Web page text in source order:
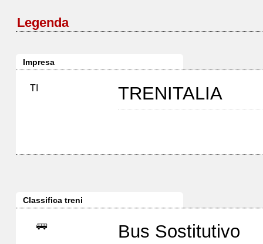
Legenda
Impresa
TI TRENITALIA
Classifica treni
Bus Sostitutivo